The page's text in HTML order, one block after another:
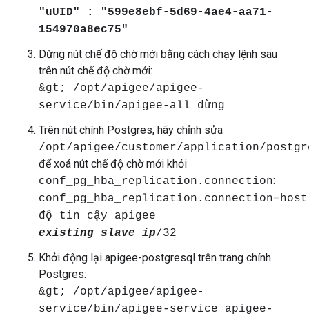
"uUID" : "599e8ebf-5d69-4ae4-aa71-
154970a8ec75"
Dừng nút chế độ chờ mới bằng cách chạy lệnh sau
trên nút chế độ chờ mới:
&gt; /opt/apigee/apigee-
service/bin/apigee-all dừng
Trên nút chính Postgres, hãy chỉnh sửa
/opt/apigee/customer/application/
để xoá nút chế độ chờ mới khỏi
conf_pg_hba_replication.connection:
conf_pg_hba_replication.connection=host
độ tin cậy apigee
existing_slave_ip/32
Khởi động lại apigee-postgresql trên trang chính
Postgres:
&gt; /opt/apigee/apigee-
service/bin/apigee-service apigee-